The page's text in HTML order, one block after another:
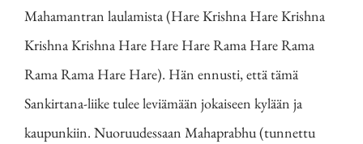
Mahamantran laulamista (Hare Krishna Hare Krishna
Krishna Krishna Hare Hare Hare Rama Hare Rama
Rama Rama Hare Hare). Hän ennusti, että tämä
Sankirtana-liike tulee leviämään jokaiseen kylään ja
kaupunkiin. Nuoruudessaan Mahaprabhu (tunnettu